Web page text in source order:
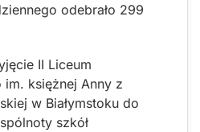
odebrało 299
II Liceum
im. księżnej Anny z
w Białymstoku do
szkół